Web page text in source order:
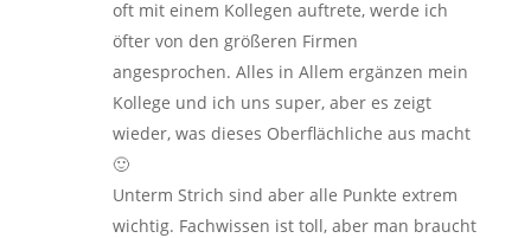
oft mit einem Kollegen auftrete, werde ich
öfter von den größeren Firmen
angesprochen. Alles in Allem ergänzen mein
Kollege und ich uns super, aber es zeigt
wieder, was dieses Oberflächliche aus macht
🙂
Unterm Strich sind aber alle Punkte extrem
wichtig. Fachwissen ist toll, aber man braucht